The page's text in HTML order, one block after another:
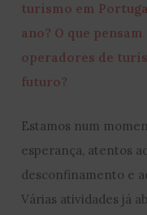
turismo em
ano? O que
operadores de
futuro?
Estamos num
esperança, atentos
desconfinamento e
Várias atividades já